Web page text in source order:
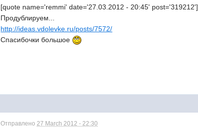
[quote name='remmi' date='27.03.2012 - 20:45' post='319212']
Продублируем...
http://ideas.vdolevke.ru/posts/7572/
Спасибочки большое
Отправлено27 March 2012 - 22:30